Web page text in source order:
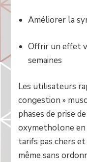
Améliorer la
Offrir un effet
semaines
Les utilisateurs
congestion »
phases de prise
oxymetholone en
tarifs pas chers et
même sans